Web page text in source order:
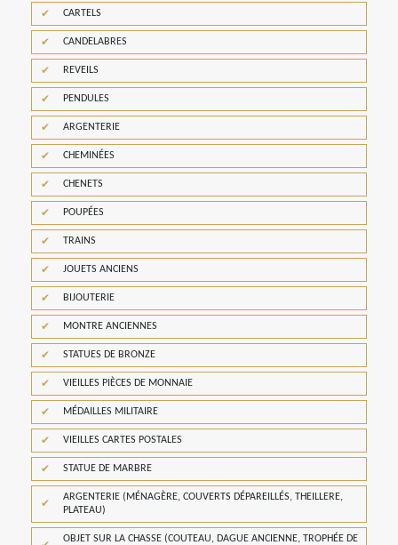
CARTELS
CANDELABRES
REVEILS
PENDULES
ARGENTERIE
CHEMINÉES
CHENETS
POUPÉES
TRAINS
JOUETS ANCIENS
BIJOUTERIE
MONTRE ANCIENNES
STATUES DE BRONZE
VIEILLES PIÈCES DE MONNAIE
MÉDAILLES MILITAIRE
VIEILLES CARTES POSTALES
STATUE DE MARBRE
ARGENTERIE (MÉNAGÈRE, COUVERTS DÉPAREILLÉS, THEILLERE,
PLATEAU)
OBJET SUR LA CHASSE (COUTEAU, DAGUE ANCIENNE, TROPHÉE DE